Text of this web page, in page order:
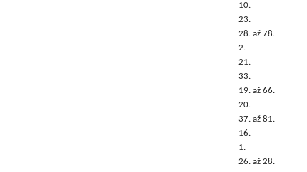
10.
23.
28. až 78.
2.
21.
33.
19. až 66.
20.
37. až 81.
16.
1.
26. až 28.